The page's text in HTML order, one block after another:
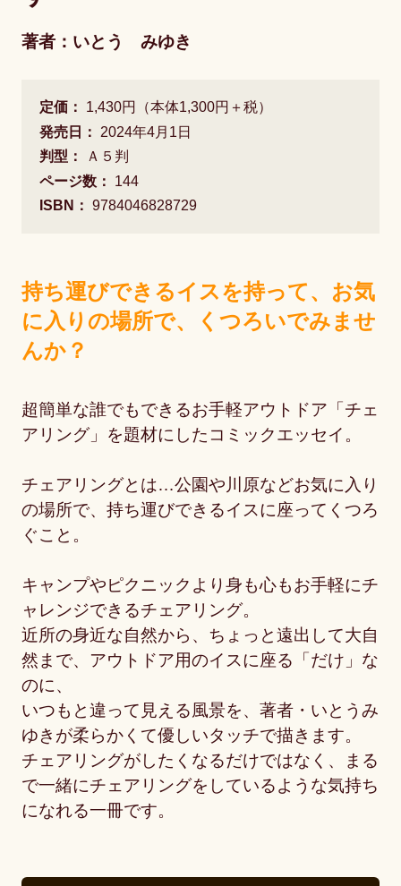
著者：いとう みゆき
定価：
1,430円（本体1,300円＋税）
発売日：
2024年4月1日
判型：
Ａ５判
ページ数：
144
ISBN： 9784046828729
持ち運びできるイスを持って、お気
に入りの場所で、くつろいでみませ
んか？
超簡単な誰でもできるお手軽アウトドア「チェ
アリング」を題材にしたコミックエッセイ。
チェアリングとは…公園や川原などお気に入り
の場所で、持ち運びできるイスに座ってくつろ
ぐこと。
キャンプやピクニックより身も心もお手軽にチ
ャレンジできるチェアリング。
近所の身近な自然から、ちょっと遠出して大自
然まで、アウトドア用のイスに座る「だけ」な
のに、
いつもと違って見える風景を、著者・いとうみ
ゆきが柔らかくて優しいタッチで描きます。
チェアリングがしたくなるだけではなく、まる
で一緒にチェアリングをしているような気持ち
になれる一冊です。